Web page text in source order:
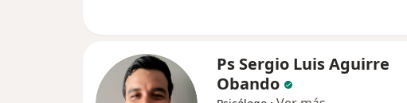
Ps Sergio Luis Aguirre
Obando